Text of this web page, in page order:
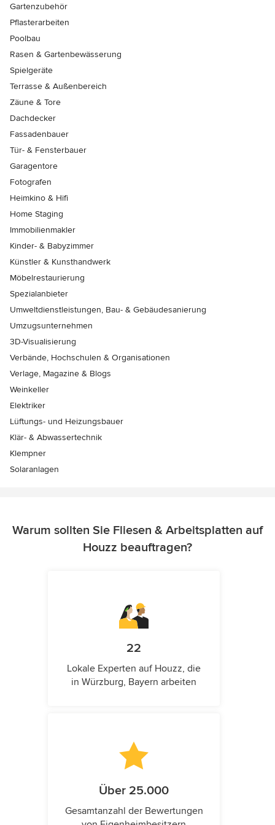
Gartenzubehör
Pflasterarbeiten
Poolbau
Rasen & Gartenbewässerung
Spielgeräte
Terrasse & Außenbereich
Zäune & Tore
Dachdecker
Fassadenbauer
Tür- & Fensterbauer
Garagentore
Fotografen
Heimkino & Hifi
Home Staging
Immobilienmakler
Kinder- & Babyzimmer
Künstler & Kunsthandwerk
Möbelrestaurierung
Spezialanbieter
Umweltdienstleistungen, Bau- & Gebäudesanierung
Umzugsunternehmen
3D-Visualisierung
Verbände, Hochschulen & Organisationen
Verlage, Magazine & Blogs
Weinkeller
Elektriker
Lüftungs- und Heizungsbauer
Klär- & Abwassertechnik
Klempner
Solaranlagen
Warum sollten Sie Fliesen & Arbeitsplatten auf
Houzz beauftragen?
22
Lokale Experten auf Houzz, die
in Würzburg, Bayern arbeiten
Über 25.000
Gesamtanzahl der Bewertungen